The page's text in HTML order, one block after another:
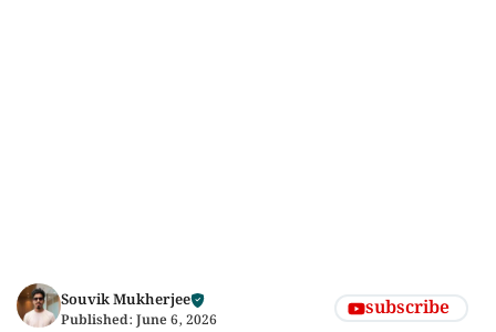
Souvik Mukherjee
Published: June 6, 2026 subscribe